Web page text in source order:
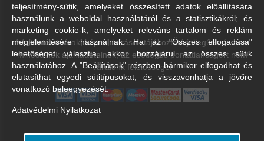
A feltüntetett árak, képek, leírások tájékoztató jellegűek és nem
minősülnek ajánlattételnek, az esetleges pontatlanságért nem
vállalunk felelősséget
teljesítmény-sütik, amelyeket összesített adatok előállítására
használunk a weboldal használatáról és a statisztikákról; és
marketing cookie-k, amelyeket releváns tartalom és reklám
megjelenítésére használnak. Ha az "Összes elfogadása"
lehetőséget választja, akkor hozzájárul az összes sütik
használatához. A "Beállítások" részben bármikor elfogadhat és
elutasíthat egyedi sütitípusokat, és visszavonhatja a jövőre
vonatkozó beleegyezését.
Adatvédelmi Nyilatkozat